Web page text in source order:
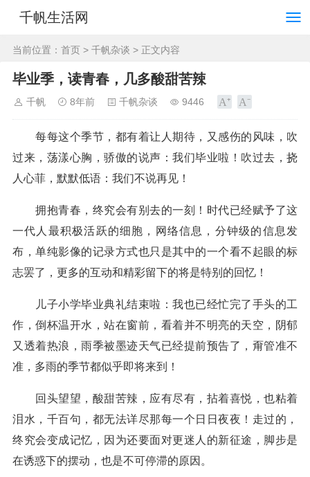
千帆生活网
当前位置： 首页 > 千帆杂谈 > 正文内容
毕业季，读青春，几多酸甜苦辣
千帆 8年前 千帆杂谈 9446
每每这个季节，都有着让人期待，又感伤的风味，吹
过来，荡漾心胸，骄傲的说声：我们毕业啦！吹过去，挠
人心菲，默默低语：我们不说再见！
拥抱青春，终究会有别去的一刻！时代已经赋予了这
一代人最积极活跃的细胞，网络信息，分钟级的信息发
布，单纯影像的记录方式也只是其中的一个看不起眼的标
志罢了，更多的互动和精彩留下的将是特别的回忆！
儿子小学毕业典礼结束啦：我也已经忙完了手头的工
作，倒杯温开水，站在窗前，看着并不明亮的天空，阴郁
又透着热浪，雨季被墨迹天气已经提前预告了，甭管准不
准，多雨的季节都似乎即将来到！
回头望望，酸甜苦辣，应有尽有，拈着喜悦，也粘着
泪水，千百句，都无法详尽那每一个日日夜夜！走过的，
终究会变成记忆，因为还要面对更迷人的新征途，脚步是
在诱惑下的摆动，也是不可停滞的原因。